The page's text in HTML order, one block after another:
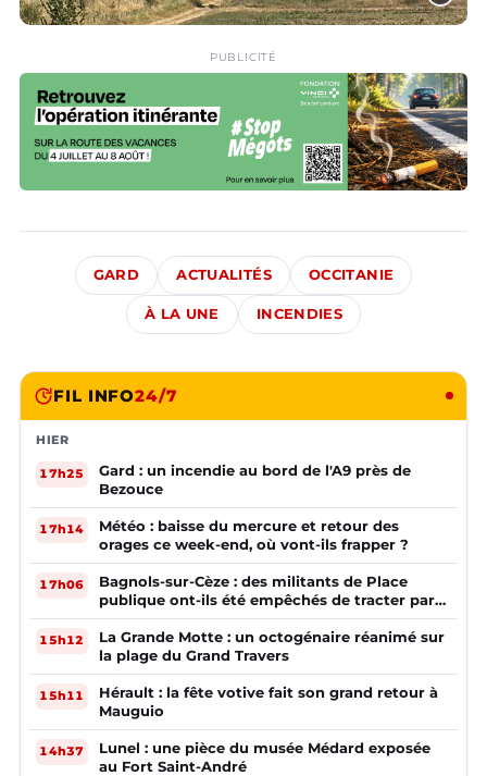
PUBLICITÉ
GARD ACTUALITÉS OCCITANIE
À LA UNE INCENDIES
FIL INFO24/7
HIER
17h25
Gard : un incendie au bord de l'A9 près de
Bezouce
17h14
Météo : baisse du mercure et retour des
orages ce week-end, où vont-ils frapper ?
17h06
Bagnols-sur-Cèze : des militants de Place
publique ont-ils été empêchés de tracter par
la mairie ?
15h12
La Grande Motte : un octogénaire réanimé sur
la plage du Grand Travers
15h11
Hérault : la fête votive fait son grand retour à
Mauguio
14h37
Lunel : une pièce du musée Médard exposée
au Fort Saint-André